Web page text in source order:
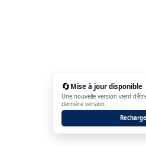
🔄 Mise à jour disponible
Une nouvelle version vient
dernière version.